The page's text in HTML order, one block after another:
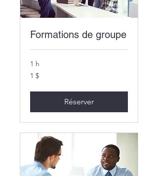
Formations de groupe
1 h
1 dollar
canadien
1 $
Réserver